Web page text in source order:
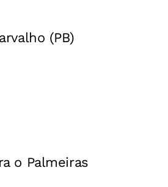
(PB)
o Palmeiras